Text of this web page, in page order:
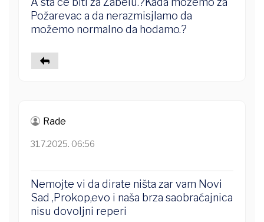
Požarevac a da nerazmisjlamo da
možemo normalno da hodamo.?
Rade
31.7.2025. 06:56
Nemojte vi da dirate ništa zar vam Novi
Sad ,Prokop,evo i naša brza saobraćajnica
nisu dovoljni reperi